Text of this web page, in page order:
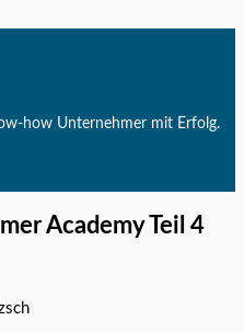
how Unternehmer mit Erfolg.
Academy Teil 4